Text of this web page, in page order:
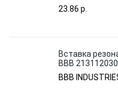
23.86 p.
Вставка
ВВВ
BBB